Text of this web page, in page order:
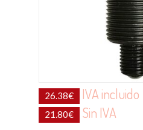
26.38€ IVA incluido
21.80€ Sin IVA